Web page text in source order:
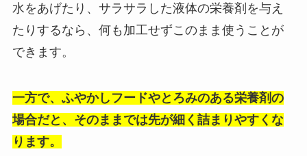
水をあげたり、サラサラした液体の栄養剤を与え
たりするなら、何も加工せずこのまま使うことが
できます。
一方で、ふやかしフードやとろみのある栄養剤の
場合だと、そのままでは先が細く詰まりやすくな
ります。